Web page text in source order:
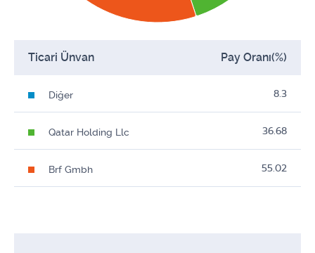
Ticari Ünvan Pay Oranı(%)
Diğer 8.3
Qatar Holding Llc 36.68
Brf Gmbh 55.02